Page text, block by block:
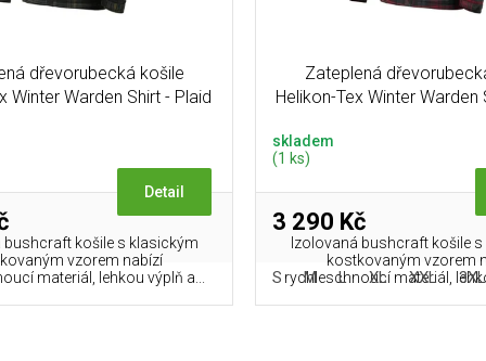
dřevorubecká košile
Winter Warden Shirt - Plaid
Detail
bushcraft košile s klasickým
vzorem nabízí
materiál, lehkou výplň a...
Zateplená
Helikon-Tex Winter Warden
skladem
(1 ks)
3 290 Kč
Izolovaná bushcraft košile
kostkovaným vzorem
rychleschnoucí materiál,
S M L XL XXL 3XL